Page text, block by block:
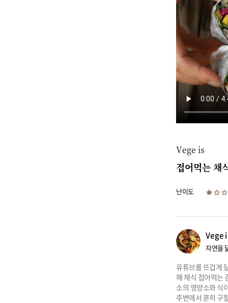
Vege is
접어먹는 채
난이도
Vege
자연을
유튜브를 뜨겁게
해 채식 접어먹는
소의 영양소와 식
주변에서 흔히 구